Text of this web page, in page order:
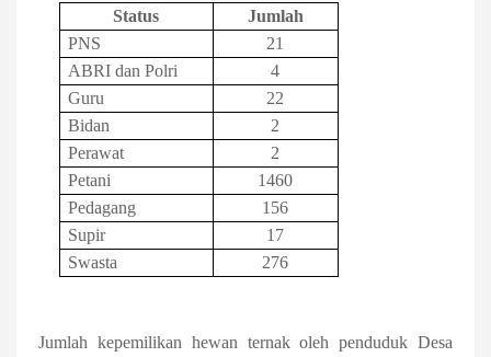
Status
Jumlah
PNS
21
ABRI dan Polri
4
Guru
22
Bidan
2
Perawat
2
Petani
1460
Pedagang
156
Supir
17
Swasta
276
Jumlah kepemilikan hewan ternak oleh penduduk Desa